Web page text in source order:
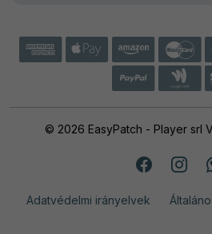
© 2026 EasyPatch - Player srl
Adatvédelmi irányelvek